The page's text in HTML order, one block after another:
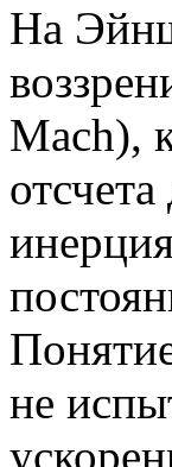
На
Mach),
не